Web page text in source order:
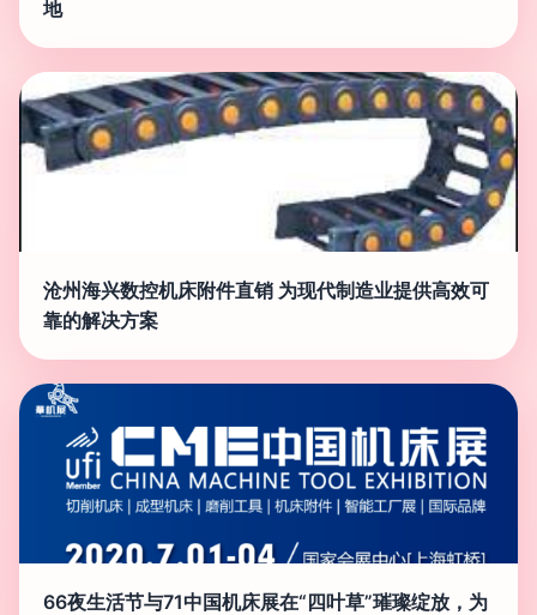
地
沧州海兴数控机床附件直销 为现代制造业提供高效可
靠的解决方案
66夜生活节与71中国机床展在“四叶草”璀璨绽放，为